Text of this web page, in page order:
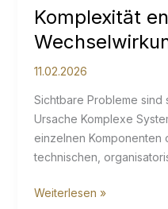
Komplexität
11.02.2026
Sichtbare Probleme
Ursache Komplexe
einzelnen Komponenten
technischen,
Komplexität
Weiterlesen »